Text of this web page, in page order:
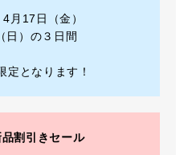
4月17日（金）
日）の３日間
となります！
割引きセール